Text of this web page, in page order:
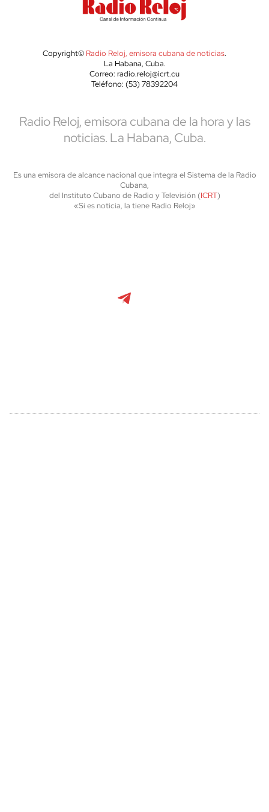
Copyright© Radio Reloj, emisora cubana de noticias.
La Habana, Cuba.
Correo: radio.reloj@icrt.cu
Teléfono: (53) 78392204
Radio Reloj, emisora cubana de la hora y las
noticias. La Habana, Cuba.
Es una emisora de alcance nacional que integra el Sistema de la Radio
Cubana,
del Instituto Cubano de Radio y Televisión (ICRT)
«Si es noticia, la tiene Radio Reloj»